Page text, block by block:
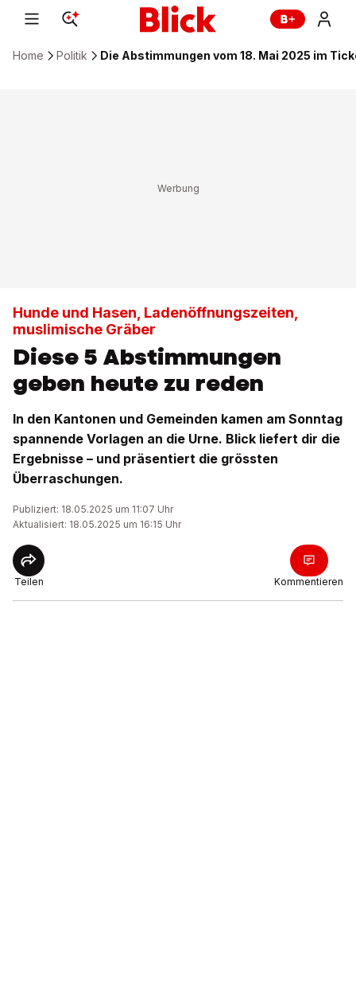
Home Politik Die Abstimmungen vom 18. Mai 2025 im
Hunde und Hasen, Ladenöffnungszeiten,
muslimische Gräber
Diese 5 Abstimmungen
geben heute zu reden
In den Kantonen und Gemeinden kamen am Sonntag
spannende Vorlagen an die Urne. Blick liefert dir die
Ergebnisse – und präsentiert die grössten
Überraschungen.
Publiziert: 18.05.2025 um 11:07 Uhr
Aktualisiert: 18.05.2025 um 16:15 Uhr
Teilen Kommentieren